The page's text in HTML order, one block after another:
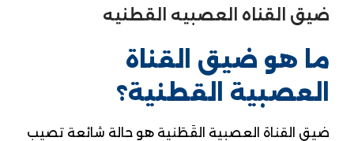
ضيق القناه العصبيه القطنيه
ما هو ضيق القناة
العصبية القطنية؟
ضيق القناة العصبية القَطَنية هو حالة شائعة تصيب